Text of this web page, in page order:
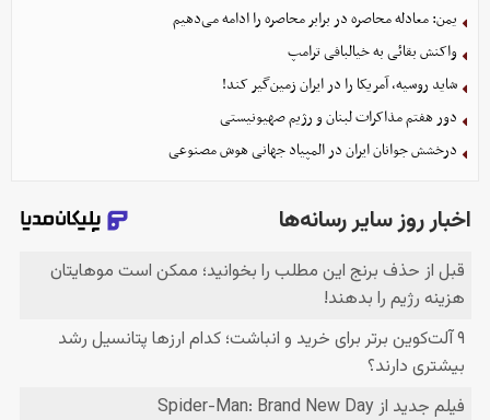
یمن: معادله محاصره در برابر محاصره را ادامه می‌دهیم
واکنش بقائی به خیالبافی ترامپ
شاید روسیه، آمریکا را در ایران زمین‌گیر کند!
دور هفتم مذاکرات لبنان و رژیم صهیونیستی
درخشش جوانان ایران در المپیاد جهانی هوش مصنوعی